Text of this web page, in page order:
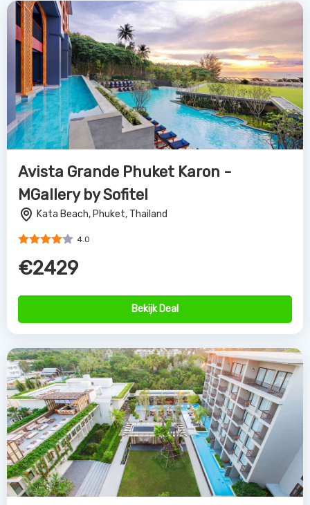
Avista Grande Phuket Karon -
MGallery by Sofitel
Kata Beach, Phuket, Thailand
4.0
€2429
Bekijk Deal